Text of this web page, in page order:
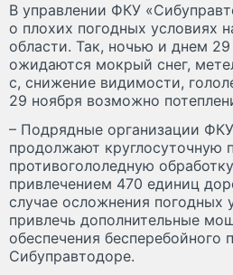
В управлении ФКУ
о плохих погодных условиях
области. Так, ночью и днем
ожидаются мокрый снег,
с, снижение видимости,
29 ноября возможно
– Подрядные организации
продолжают круглосуточную
противогололедную
привлечением 470 единиц
случае осложнения погодных
привлечь дополнительные
обеспечения бесперебойного
Сибуправтодоре.